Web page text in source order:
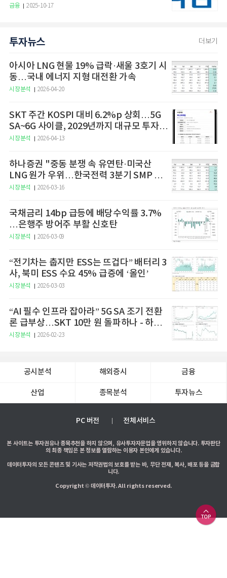
금융 2025-10-17
투자뉴스 더보기
아시아 LNG 현물 19% 급락·새울 3호기 시
동…국내 에너지 지형 대전환 가속
시장분석 2026-04-20
SKT 주간 KOSPI 대비 6.2%p 상회…5G
SA~6G 사이클, 2029년까지 대규모 투자
예고
시장분석 2026-04-13
하나증권 "중동 분쟁 속 유연탄·미국산
LNG 원가 우위…한국전력 3분기 SMP 상
승 전망"
시장분석 2026-03-16
국채금리 14bp 급등에 배당수익률 3.7%
…은행주 방어주 부활 신호탄
시장분석 2026-03-09
“전기차는 춥지만 ESS는 뜨겁다” 배터리 3
사, 북미 ESS 수요 45% 급증에 ‘올인’
시장분석 2026-03-03
“AI 필수 인프라 잡아라” 5G SA 조기 전환
론 급부상…SKT 10만 원 돌파하나 - 하나
증권
시장분석 2026-02-23
공시분석 해외증시 금융
산업 종목분석 투자뉴스
PC 버전 전체서비스
본 사이트는 투자권유나 종목추천을 하지 않으며, 유사투자자문업을 영위하지 않습니다. 투자판단
의 최종 책임은 본 정보를 열람하는 이용자 본인에게 있습니다.
데이터투자의 모든 콘텐츠 및 기사는 저작권법의 보호를 받는 바, 무단 전재, 복사, 배포 등을 금합
니다.
Copyright © 데이터투자. All rights reserved.